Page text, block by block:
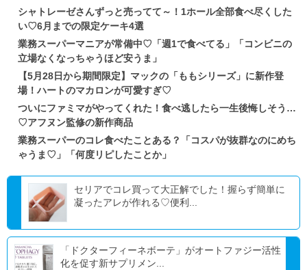
シャトレーゼさんずっと売ってて～！1ホール全部食べ尽くした
い♡6月までの限定ケーキ4選
業務スーパーマニアが常備中♡「週1で食べてる」「コンビニの
立場なくなっちゃうほど安うま」
【5月28日から期間限定】マックの「ももシリーズ」に新作登
場！ハートのマカロンが可愛すぎ♡
ついにファミマがやってくれた！食べ逃したら一生後悔しそう…
♡アフヌン監修の新作商品
業務スーパーのコレ食べたことある？「コスパが抜群なのにめち
ゃうま♡」「何度リピしたことか」
セリアでコレ買って大正解でした！握らず簡単に
凝ったアレが作れる♡便利...
「ドクターフィーネボーテ」がオートファジー活性
化を促す新サプリメン...